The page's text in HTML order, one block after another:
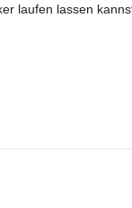
laufen lassen